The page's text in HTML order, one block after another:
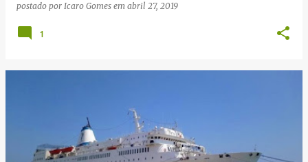
postado por Icaro Gomes em abril 27, 2019
1